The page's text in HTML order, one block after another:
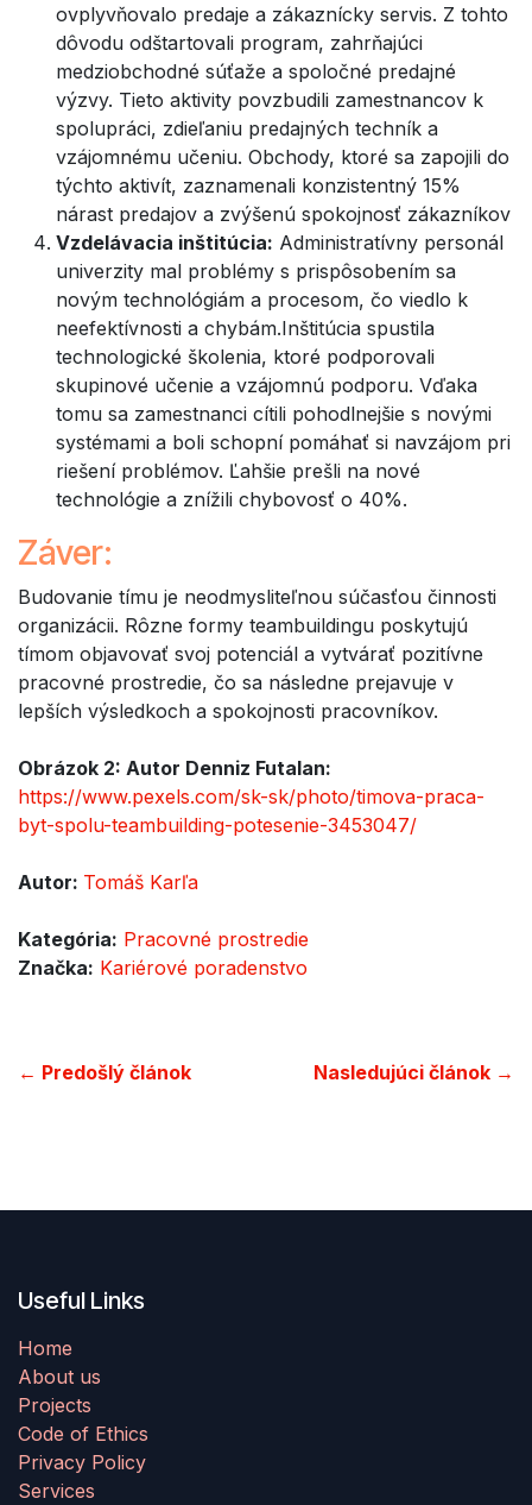
ovplyvňovalo predaje a zákaznícky servis. Z tohto
dôvodu odštartovali program, zahrňajúci
medziobchodné súťaže a spoločné predajné
výzvy. Tieto aktivity povzbudili zamestnancov k
spolupráci, zdieľaniu predajných techník a
vzájomnému učeniu. Obchody, ktoré sa zapojili do
týchto aktivít, zaznamenali konzistentný 15%
nárast predajov a zvýšenú spokojnosť zákazníkov
Vzdelávacia inštitúcia: Administratívny personál
univerzity mal problémy s prispôsobením sa
novým technológiám a procesom, čo viedlo k
neefektívnosti a chybám.Inštitúcia spustila
technologické školenia, ktoré podporovali
skupinové učenie a vzájomnú podporu. Vďaka
tomu sa zamestnanci cítili pohodlnejšie s novými
systémami a boli schopní pomáhať si navzájom pri
riešení problémov. Ľahšie prešli na nové
technológie a znížili chybovosť o 40%.
Záver:
Budovanie tímu je neodmysliteľnou súčasťou činnosti
organizácii. Rôzne formy teambuildingu poskytujú
tímom objavovať svoj potenciál a vytvárať pozitívne
pracovné prostredie, čo sa následne prejavuje v
lepších výsledkoch a spokojnosti pracovníkov.
Obrázok 2: Autor Denniz Futalan:
https://www.pexels.com/sk-sk/photo/timova-praca-
byt-spolu-teambuilding-potesenie-3453047/
Autor: Tomáš Karľa
Kategória: Pracovné prostredie
Značka: Kariérové poradenstvo
← Predošlý článok Nasledujúci článok →
Useful Links
Home
About us
Projects
Code of Ethics
Privacy Policy
Services